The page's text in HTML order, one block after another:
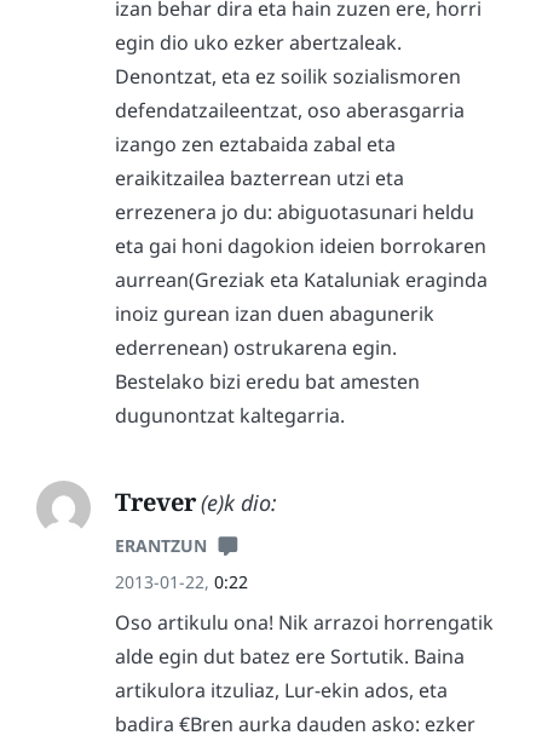
izan behar dira eta hain zuzen ere, horri
egin dio uko ezker abertzaleak.
Denontzat, eta ez soilik sozialismoren
defendatzaileentzat, oso aberasgarria
izango zen eztabaida zabal eta
eraikitzailea bazterrean utzi eta
errezenera jo du: abiguotasunari heldu
eta gai honi dagokion ideien borrokaren
aurrean(Greziak eta Kataluniak eraginda
inoiz gurean izan duen abagunerik
ederrenean) ostrukarena egin.
Bestelako bizi eredu bat amesten
dugunontzat kaltegarria.
Trever(e)k dio:
ERANTZUN
2013-01-22, 0:22
Oso artikulu ona! Nik arrazoi horrengatik
alde egin dut batez ere Sortutik. Baina
artikulora itzuliaz, Lur-ekin ados, eta
badira €Bren aurka dauden asko: ezker